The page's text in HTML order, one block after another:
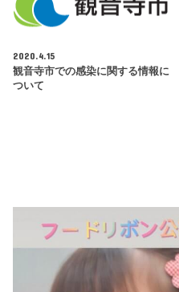
2020.4.15
観音寺市での感染に関する情報に
ついて